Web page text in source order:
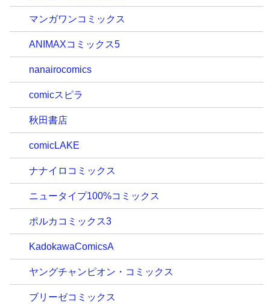
マンガワンコミックス
ANIMAXコミックス5
nanairocomics
comicスピラ
秋田書店
comicLAKE
ナナイロコミックス
ニュータイプ100%コミックス
ポルカコミックス3
KadokawaComicsA
ヤングチャンピオン・コミックス
ブリーゼコミックス